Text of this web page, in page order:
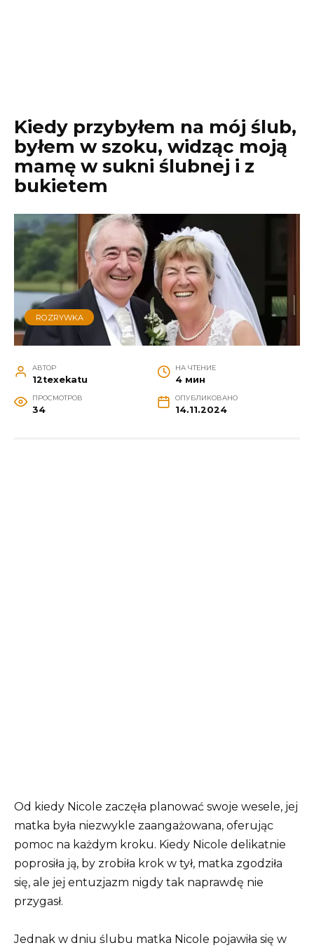
Kiedy przybyłem na mój ślub,
byłem w szoku, widząc moją
mamę w sukni ślubnej i z
bukietem
ROZRYWKA
АВТОР
12texekatu
НА ЧТЕНИЕ
4 мин
ПРОСМОТРОВ
34
ОПУБЛИКОВАНО
14.11.2024
Od kiedy Nicole zaczęła planować swoje wesele, jej
matka była niezwykle zaangażowana, oferując
pomoc na każdym kroku. Kiedy Nicole delikatnie
poprosiła ją, by zrobiła krok w tył, matka zgodziła
się, ale jej entuzjazm nigdy tak naprawdę nie
przygasł.
Jednak w dniu ślubu matka Nicole pojawiła się w